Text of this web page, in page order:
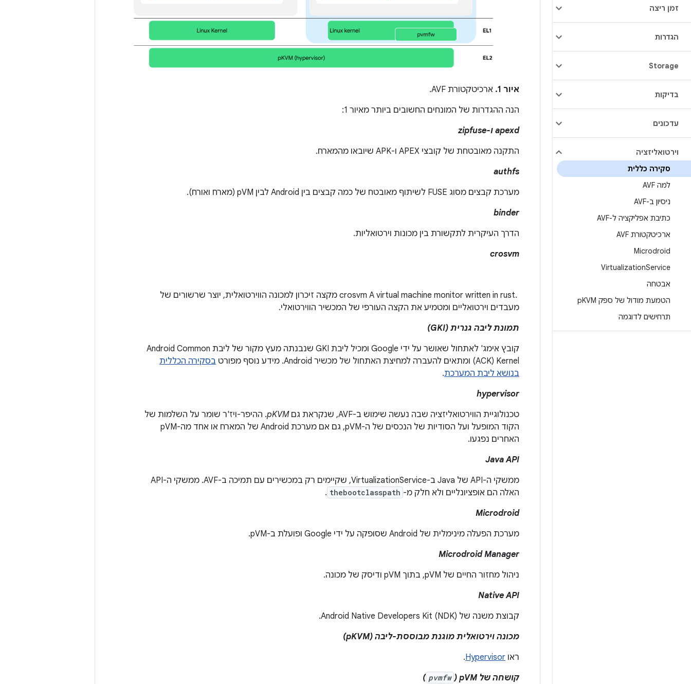
זמן ריצה
הגדרות
Storage
בדיקות
עדכונים
וירטואליזציה
סקירה כללית
למה AVF
ניסיון ב-AVF
כתיבת אפליקציה ל-AVF
ארכיטקטורת AVF
Microdroid
VirtualizationService
אבטחה
הטמעת מודול של ספק p KVM
תרחישים לדוגמה
איור 1.
ארכיטקטורת AVF.
הנה ההגדרות של המונחים החשובים ביותר מאיור 1:
apexd ו-zipfuse
התקנה מאובטחת של קובצי APEX ו-APK שיובאו מהמארח.
authfs
מערכת קבצים מסוג FUSE לשיתוף מאובטח של כמה קבצים בין Android לבין pVM (מארח ואורח).
binder
הדרך העיקרית לתקשורת בין מכונות וירטואליות.
crosvm
A virtual machine monitor written in rust. ‎‏ crosvm מקצה זיכרון למכונה הווירטואלית, יוצר שרשורים של
מעבדים וירטואליים ומטמיע את הקצה העורפי של המכשיר הווירטואלי.
תמונת ליבה גנרית (GKI)
קובץ אימג' לאתחול שאושר על ידי Google ומכיל ליבת GKI שנבנתה מעץ מקור של ליבת Android Common
Kernel‏ (ACK) ומתאים להעברה למחיצת האתחול של מכשיר Android. מידע נוסף מפורט
בסקירה הכללית
בנושא ליבת המערכת.
hypervisor
טכנולוגיית הווירטואליזציה שבה נעשה שימוש ב-AVF, שנקראת גם
pKVM. ההיפר-ויז'ר שומר על השלמות של
הקוד המופעל ועל הסודיות של הנכסים של ה-pVM, גם אם מערכת Android של המארח או אחד מה-pVM
האחרים נפגעו.
Java API
ממשקי ה-API של Java ב-VirtualizationService, שקיימים רק במכשירים עם תמיכה ב-AVF. ממשקי ה-API
האלה הם אופציונליים ולא חלק מ- thebootclasspath
.
Microdroid
מערכת הפעלה מינימלית של Android שסופקה על ידי Google ופועלת ב-pVM.
Microdroid Manager
ניהול מחזור החיים של pVM, בתוך pVM ודיסק של מכונה.
Native API
קבוצת משנה של Android Native Developers Kit (NDK).
מכונה וירטואלית מוגנת מבוססת-ליבה (pKVM)
ראו Hypervisor
.
קושחה של pVM‏ (
pvmfw
)